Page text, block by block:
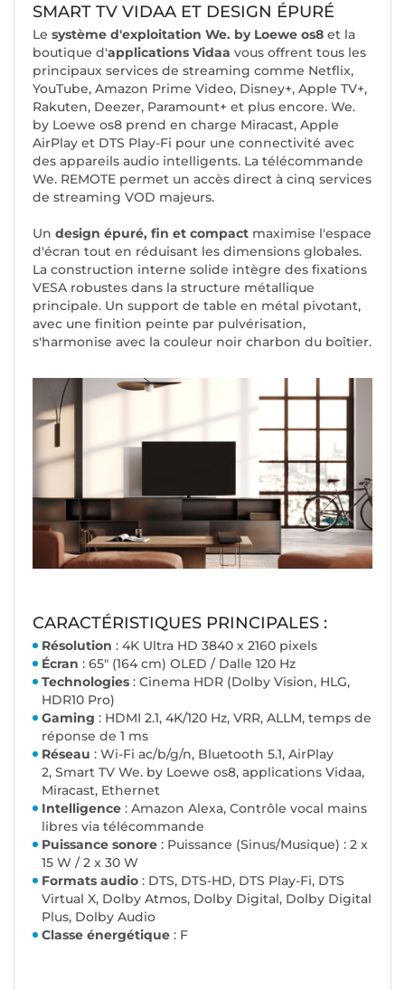
SMART TV VIDAA ET DESIGN ÉPURÉ
Le système d'exploitation We. by Loewe os8 et la
boutique d'applications Vidaa vous offrent tous les
principaux services de streaming comme Netflix,
YouTube, Amazon Prime Video, Disney+, Apple TV+,
Rakuten, Deezer, Paramount+ et plus encore. We.
by Loewe os8 prend en charge Miracast, Apple
AirPlay et DTS Play-Fi pour une connectivité avec
des appareils audio intelligents. La télécommande
We. REMOTE permet un accès direct à cinq services
de streaming VOD majeurs.
Un design épuré, fin et compact maximise l'espace
d'écran tout en réduisant les dimensions globales.
La construction interne solide intègre des fixations
VESA robustes dans la structure métallique
principale. Un support de table en métal pivotant,
avec une finition peinte par pulvérisation,
s'harmonise avec la couleur noir charbon du boîtier.
CARACTÉRISTIQUES PRINCIPALES :
Résolution : 4K Ultra HD 3840 x 2160 pixels
Écran : 65" (164 cm) OLED / Dalle 120 Hz
Technologies : Cinema HDR (Dolby Vision, HLG,
HDR10 Pro)
Gaming : HDMI 2.1, 4K/120 Hz, VRR, ALLM, temps de
réponse de 1 ms
Réseau : Wi-Fi ac/b/g/n, Bluetooth 5.1, AirPlay
2, Smart TV We. by Loewe os8, applications Vidaa,
Miracast, Ethernet
Intelligence : Amazon Alexa, Contrôle vocal mains
libres via télécommande
Puissance sonore : Puissance (Sinus/Musique) : 2 x
15 W / 2 x 30 W
Formats audio : DTS, DTS-HD, DTS Play-Fi, DTS
Virtual X, Dolby Atmos, Dolby Digital, Dolby Digital
Plus, Dolby Audio
Classe énergétique : F